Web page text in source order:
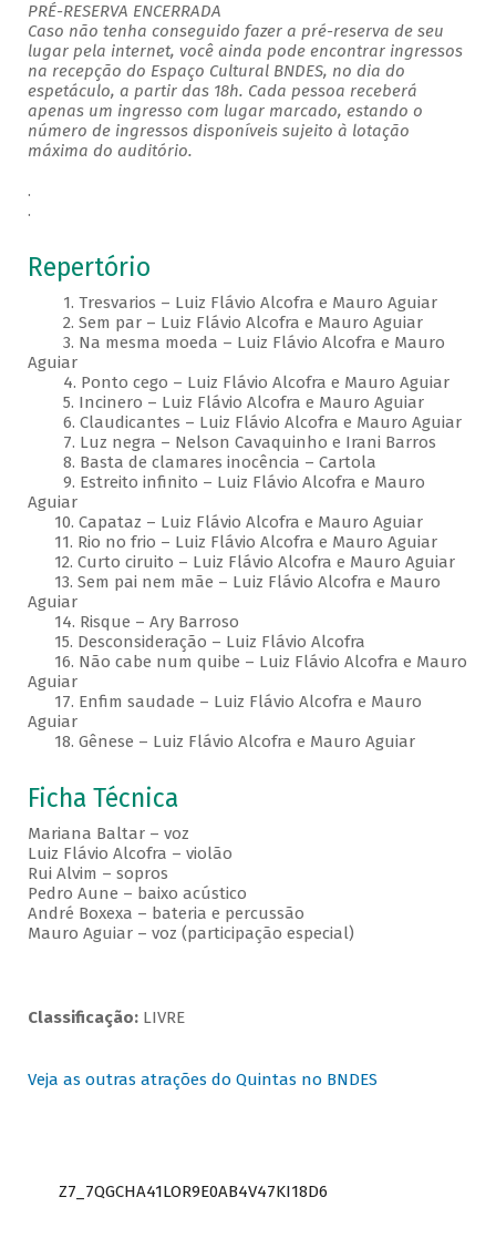
PRÉ-RESERVA ENCERRADA
Caso não tenha conseguido fazer a pré-reserva de seu
lugar pela internet, você ainda pode encontrar ingressos
na recepção do Espaço Cultural BNDES, no dia do
espetáculo, a partir das 18h. Cada pessoa receberá
apenas um ingresso com lugar marcado, estando o
número de ingressos disponíveis sujeito à lotação
máxima do auditório.
.
.
Repertório
1. Tresvarios – Luiz Flávio Alcofra e Mauro Aguiar
2. Sem par – Luiz Flávio Alcofra e Mauro Aguiar
3. Na mesma moeda – Luiz Flávio Alcofra e Mauro
Aguiar
4. Ponto cego – Luiz Flávio Alcofra e Mauro Aguiar
5. Incinero – Luiz Flávio Alcofra e Mauro Aguiar
6. Claudicantes – Luiz Flávio Alcofra e Mauro Aguiar
7. Luz negra – Nelson Cavaquinho e Irani Barros
8. Basta de clamares inocência – Cartola
9. Estreito infinito – Luiz Flávio Alcofra e Mauro
Aguiar
10. Capataz – Luiz Flávio Alcofra e Mauro Aguiar
11. Rio no frio – Luiz Flávio Alcofra e Mauro Aguiar
12. Curto ciruito – Luiz Flávio Alcofra e Mauro Aguiar
13. Sem pai nem mãe – Luiz Flávio Alcofra e Mauro
Aguiar
14. Risque – Ary Barroso
15. Desconsideração – Luiz Flávio Alcofra
16. Não cabe num quibe – Luiz Flávio Alcofra e Mauro
Aguiar
17. Enfim saudade – Luiz Flávio Alcofra e Mauro
Aguiar
18. Gênese – Luiz Flávio Alcofra e Mauro Aguiar
Ficha Técnica
Mariana Baltar – voz
Luiz Flávio Alcofra – violão
Rui Alvim – sopros
Pedro Aune – baixo acústico
André Boxexa – bateria e percussão
Mauro Aguiar – voz (participação especial)
Classificação: LIVRE
Veja as outras atrações do Quintas no BNDES
Z7_7QGCHA41LOR9E0AB4V47KI18D6